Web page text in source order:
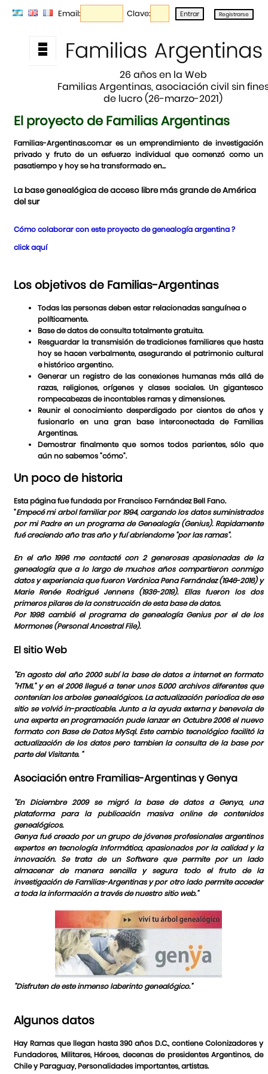
Email: Clave:
26 años en la Web
Familias Argentinas, asociación civil sin
de lucro (26-marzo-2021)
El proyecto de Familias Argentinas
Familias-Argentinas.com.ar es un emprendimiento de investigación
privado y fruto de un esfuerzo individual que comenzó como un
pasatiempo y hoy se ha transformado en...
La base genealógica de acceso libre más grande de América
del sur
Cómo colaborar con este proyecto de genealogía argentina ?
click aquí
Los objetivos de Familias-Argentinas
Todas las personas deben estar relacionadas sanguínea o
políticamente.
Base de datos de consulta totalmente gratuita.
Resguardar la transmisión de tradiciones familiares que hasta
hoy se hacen verbalmente, asegurando el patrimonio cultural
e histórico argentino.
Generar un registro de las conexiones humanas más allá de
razas, religiones, orígenes y clases sociales. Un gigantesco
rompecabezas de incontables ramas y dimensiones.
Reunir el conocimiento desperdigado por cientos de años y
fusionarlo en una gran base interconectada de Familias
Argentinas.
Demostrar finalmente que somos todos parientes, sólo que
aún no sabemos "cómo".
Un poco de historia
Esta página fue fundada por Francisco Fernández Bell Fano.
"Empecé mi arbol familiar por 1994, cargando los datos suministrados
por mi Padre en un programa de Genealogía (Genius). Rapidamente
fué creciendo año tras año y fuí abriendome "por las ramas".
En el año 1996 me contacté con 2 generosas apasionadas de la
genealogía que a lo largo de muchos años compartieron conmigo
datos y experiencia que fueron Verónica Pena Fernández (1946-2016) y
Marie Renée Rodrigué Jennens (1936-2019). Ellas fueron los dos
primeros pilares de la construcción de esta base de datos.
Por 1998 cambié el programa de genealogía Genius por el de los
Mormones (Personal Ancestral File).
El sitio Web
"En agosto del año 2000 subí la base de datos a internet en formato
"HTML" y en el 2006 llegué a tener unos 5.000 archivos diferentes que
contenían los arboles genealógicos. La actualización periodica de ese
sitio se volvió in-practicable. Junto a la ayuda externa y benevola de
una experta en programación pude lanzar en Octubre 2006 el nuevo
formato con Base de Datos MySql. Este cambio tecnológico facilitó la
actualización de los datos pero tambien la consulta de la base por
parte del Visitante. "
Asociación entre Framilias-Argentinas y Genya
"En Diciembre 2009 se migró la base de datos a Genya, una
plataforma para la publicación masiva online de contenidos
genealógicos.
Genya fué creado por un grupo de jóvenes profesionales argentinos
expertos en tecnología Informática, apasionados por la calidad y la
innovación. Se trata de un Software que permite por un lado
almacenar de manera sencilla y segura todo el fruto de la
investigación de Familias-Argentinas y por otro lado permite acceder
a toda la información a través de nuestro sitio web."
"Disfruten de este inmenso laberinto genealógico."
Algunos datos
Hay Ramas que llegan hasta 390 años D.C., contiene Colonizadores y
Fundadores, Militares, Héroes, decenas de presidentes Argentinos, de
Chile y Paraguay, Personalidades importantes, artistas.